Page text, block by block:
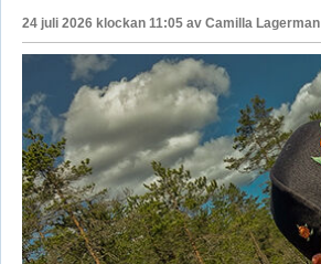
24 juli 2026 klockan 11:05 av Camilla Lagerman